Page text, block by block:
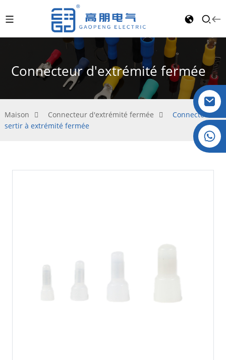
Connecteur d'extrémité fermée
Maison Connecteur d'extrémité fermée
Connecteur à
sertir à extrémité fermée